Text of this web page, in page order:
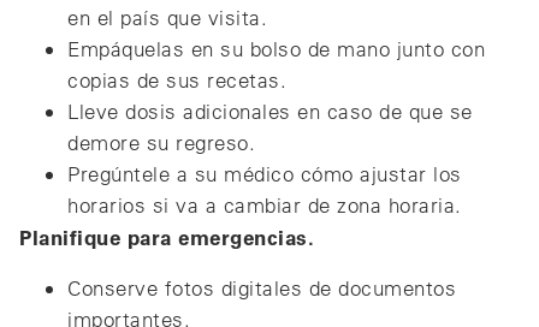
en el país que visita.
Empáquelas en su bolso de mano junto con
copias de sus recetas.
Lleve dosis adicionales en caso de que se
demore su regreso.
Pregúntele a su médico cómo ajustar los
horarios si va a cambiar de zona horaria.
Planifique para emergencias.
Conserve fotos digitales de documentos
importantes.